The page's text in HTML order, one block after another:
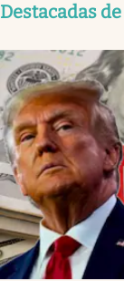
Destacadas